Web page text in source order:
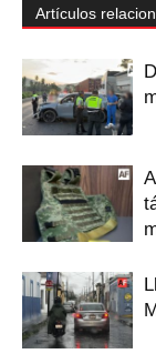
Artículos